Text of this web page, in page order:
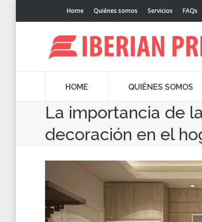
Home Quiénes somos Servicios FAQs
HOME QUIÉNES SOMOS
La importancia de
decoración en el